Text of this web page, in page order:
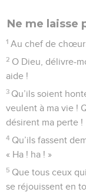
Ne me laisse
1 Au chef de
2 O Dieu, délivre-
aide !
3 Qu’ils soient
veulent à ma vie !
désirent ma perte !
4 Qu’ils fassent
« Ha ! ha ! »
5 Que tous ceux
se réjouissent en